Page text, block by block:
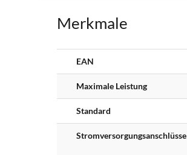
Merkmale
EAN
Maximale Leistung
Standard
Stromversorgungsanschlüsse